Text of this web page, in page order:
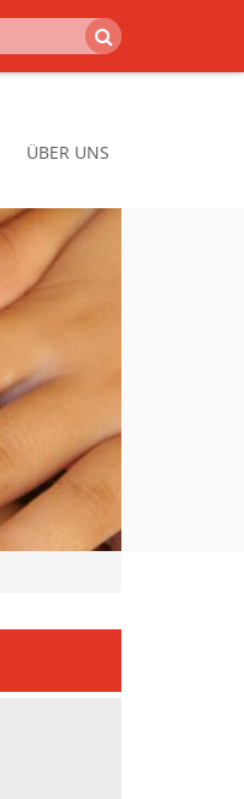
ÜBER UNS